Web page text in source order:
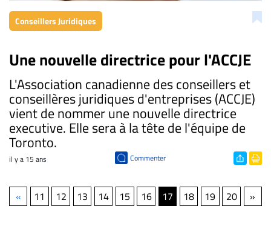
Conseillers Juridiques
Une nouvelle directrice pour l'ACCJE
L'Association canadienne des conseillers et
conseillères juridiques d'entreprises (ACCJE)
vient de nommer une nouvelle directrice
executive. Elle sera à la tête de l'équipe de
Toronto.
il y a 15 ans Commenter
« 11 12 13 14 15 16 17 18 19 20 »